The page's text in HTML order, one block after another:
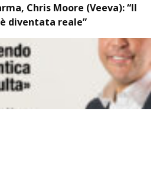
Chris Moore (Veeva): “Il
è diventata reale”